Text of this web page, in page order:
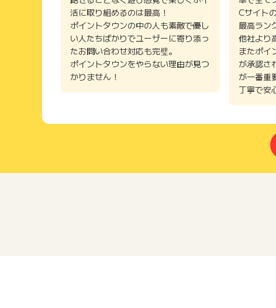
活に取り組めるのは最高！
ポイントタウンの中の人も素敵で優し
い人たちばかりでユーザーに寄り添っ
たお問い合わせ対応も完璧。
ポイントタウンをやらない理由が見つ
かりません！
Cサイト
最高ラン
他社より
またポイ
が承認さ
が一番重
丁寧で安